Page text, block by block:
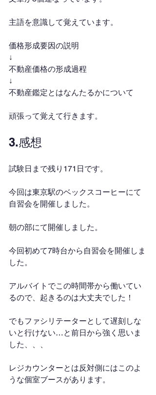
主語を意識して覚えています。
価格形成要因の説明
↓
不動産価格の形成過程
↓
不動産鑑定とはなんたるかについて
頑張って覚えて行きます。
3.感想
試験日まで残り171日です。
今回は東京駅のベックスコーヒーにて
自習会を開催しました。
朝の部にて開催しました。
今回初めて7時台から自習会を開催しま
した。
アルバイトでこの時間帯から働いてい
るので、起きるのは大丈夫でした！
でもファシリテーターとして遅刻しな
いと行けない…と前日から強く思いま
した、、、
レジカウンターとは反対側にはこのよ
うな個室ブースがあります。